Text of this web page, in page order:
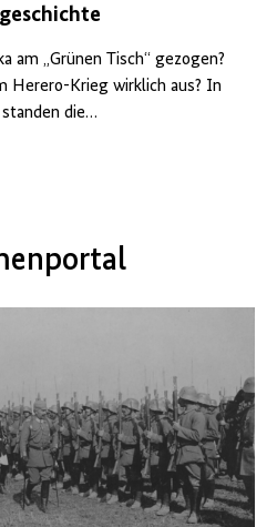
am „Grünen Tisch“ gezogen?
Herero-Krieg wirklich aus? In
die…